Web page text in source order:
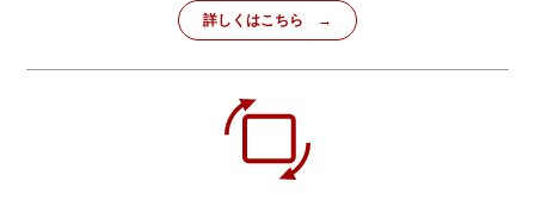
詳しくはこちら